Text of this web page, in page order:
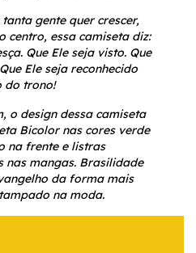
gente quer crescer,
centro, essa camiseta diz:
Que Ele seja visto. Que
Ele seja reconhecido
do trono!
o design dessa camiseta
Bicolor nas cores verde
na frente e listras
nas mangas. Brasilidade
da forma mais
na moda.